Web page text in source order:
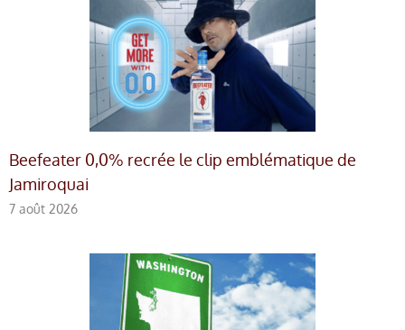
Beefeater 0,0% recrée le clip emblématique de
Jamiroquai
7 août 2026